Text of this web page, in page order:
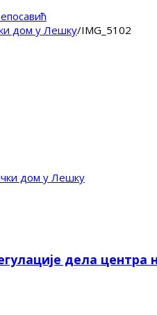
дом у Лешку/IMG_5102
дом у Лешку
дела центра